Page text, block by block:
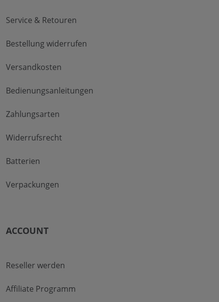
Service & Retouren
Bestellung widerrufen
Versandkosten
Bedienungsanleitungen
Zahlungsarten
Widerrufsrecht
Batterien
Verpackungen
ACCOUNT
Reseller werden
Affiliate Programm